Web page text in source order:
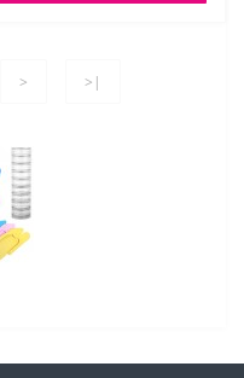
> >|